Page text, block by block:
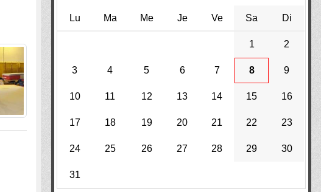
Lu Ma Me Je Ve Sa Di
1 2
3 4 5 6 7 8 9
10 11 12 13 14 15 16
17 18 19 20 21 22 23
24 25 26 27 28 29 30
31